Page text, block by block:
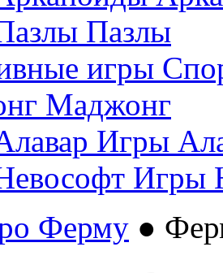
Пазлы
Маджонг
Игры
Игры
Ферму ●